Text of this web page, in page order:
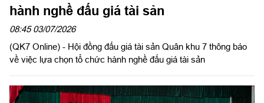
hành nghề đấu giá tài sản
08:45 03/07/2026
(QK7 Online) - Hội đồng đấu giá tài sản Quân khu 7 thông báo
về việc lựa chọn tổ chức hành nghề đấu giá tài sản